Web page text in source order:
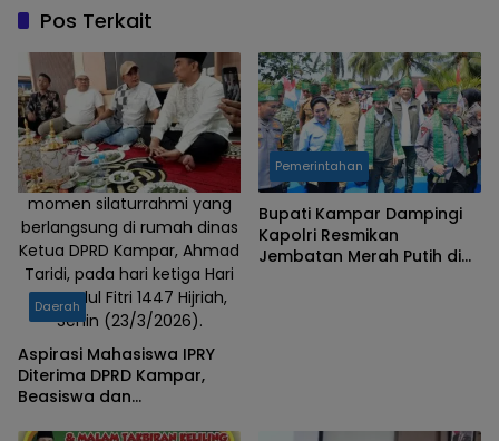
Pos Terkait
momen silaturrahmi yang
berlangsung di rumah dinas
Ketua DPRD Kampar, Ahmad
Taridi, pada hari ketiga Hari
Raya Idul Fitri 1447 Hijriah,
Senin (23/3/2026).
Daerah
Aspirasi Mahasiswa IPRY
Diterima DPRD Kampar,
Beasiswa dan
Pemerintahan
Bupati Kampar Dampingi
Kapolri Resmikan
Jembatan Merah Putih di